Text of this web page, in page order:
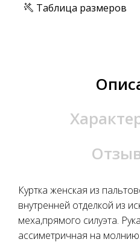
Таблица размеров
Куртка женская из
внутренней отделкой из
меха,прямого силуэта.
ассиметричная на